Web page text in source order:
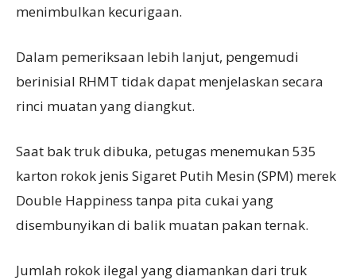
menimbulkan kecurigaan.
Dalam pemeriksaan lebih lanjut, pengemudi
berinisial RHMT tidak dapat menjelaskan secara
rinci muatan yang diangkut.
Saat bak truk dibuka, petugas menemukan 535
karton rokok jenis Sigaret Putih Mesin (SPM) merek
Double Happiness tanpa pita cukai yang
disembunyikan di balik muatan pakan ternak.
Jumlah rokok ilegal yang diamankan dari truk